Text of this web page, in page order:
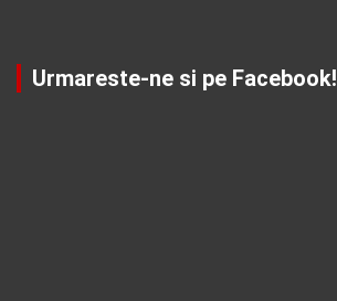
Urmareste-ne si pe Facebook!